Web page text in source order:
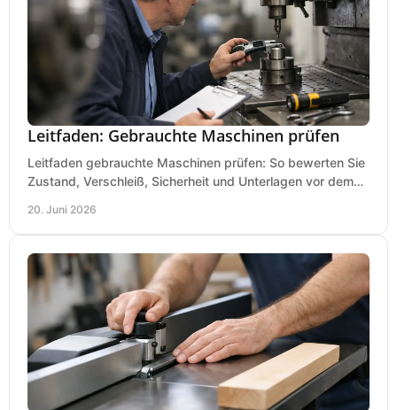
Leitfaden: Gebrauchte Maschinen prüfen
Leitfaden gebrauchte Maschinen prüfen: So bewerten Sie
Zustand, Verschleiß, Sicherheit und Unterlagen vor dem
20. Juni 2026